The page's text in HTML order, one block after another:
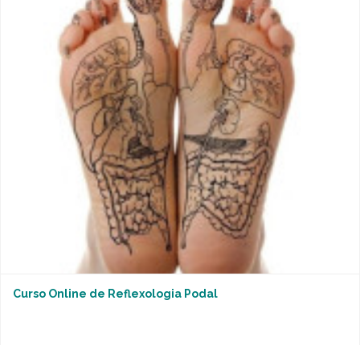
Curso Online de Reflexologia Podal